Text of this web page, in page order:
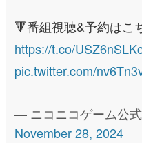
🔻番組視聴&予約はこ
https://t.co/
pic.twitter.com/
— ニコニコゲーム公
November 28, 2024